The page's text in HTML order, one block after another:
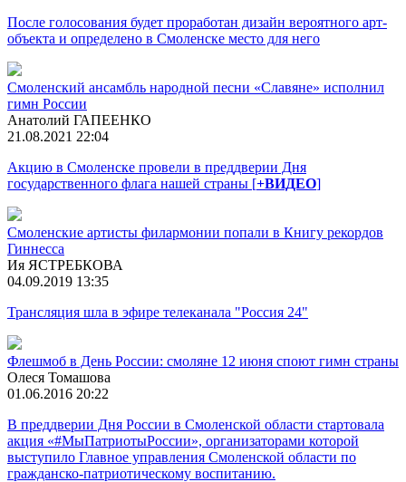
После голосования будет проработан дизайн вероятного арт-
объекта и определено в Смоленске место для него
Смоленский ансамбль народной песни «Славяне» исполнил
гимн России
Анатолий ГАПЕЕНКО
21.08.2021 22:04
Акцию в Смоленске провели в преддверии Дня
государственного флага нашей страны [+ВИДЕО]
Смоленские артисты филармонии попали в Книгу рекордов
Гиннесса
Ия ЯСТРЕБКОВА
04.09.2019 13:35
Трансляция шла в эфире телеканала "Россия 24"
Флешмоб в День России: смоляне 12 июня споют гимн страны
Олеся Томашова
01.06.2016 20:22
В преддверии Дня России в Смоленской области стартовала
акция «#МыПатриотыРоссии», организаторами которой
выступило Главное управления Смоленской области по
гражданско-патриотическому воспитанию.